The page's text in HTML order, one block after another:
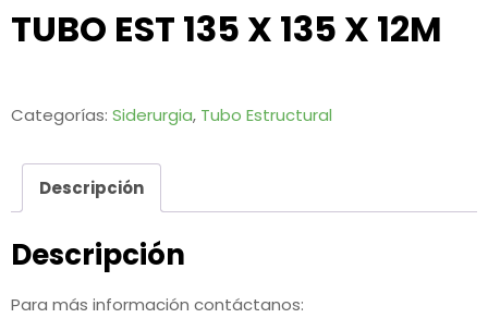
TUBO EST 135 X 135 X 12M
Categorías: Siderurgia, Tubo Estructural
Descripción
Descripción
Para más información contáctanos: